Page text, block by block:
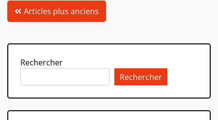
Navigation
articles
Articles plus anciens
Rechercher
Rechercher